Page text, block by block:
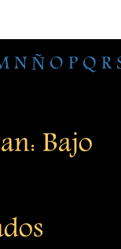
N Ñ O P Q R
Bajo